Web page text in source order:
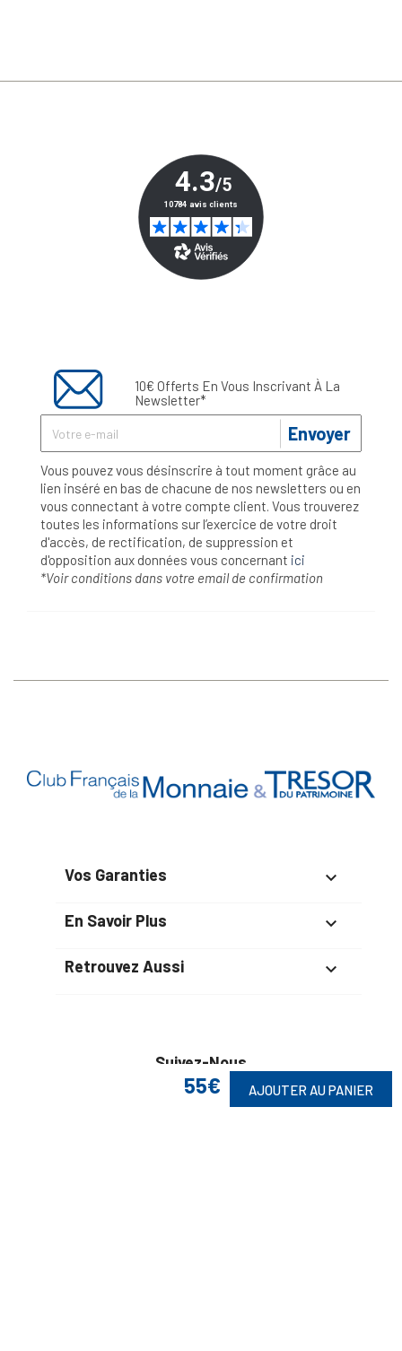
55€ AJOUTER AU PANIER
10€ Offerts En Vous Inscrivant À La
Newsletter*
Envoyer
Vous pouvez vous désinscrire à tout moment grâce au
lien inséré en bas de chacune de nos newsletters ou en
vous connectant à votre compte client. Vous trouverez
toutes les informations sur l’exercice de votre droit
d'accès, de rectification, de suppression et
d'opposition aux données vous concernant ici
*Voir conditions dans votre email de confirmation
Vos Garanties 
En Savoir Plus 
Retrouvez Aussi 
Suivez-Nous